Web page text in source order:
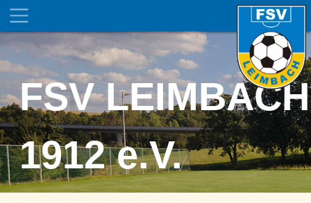
FSV LEIMBACH
1912 e.V.